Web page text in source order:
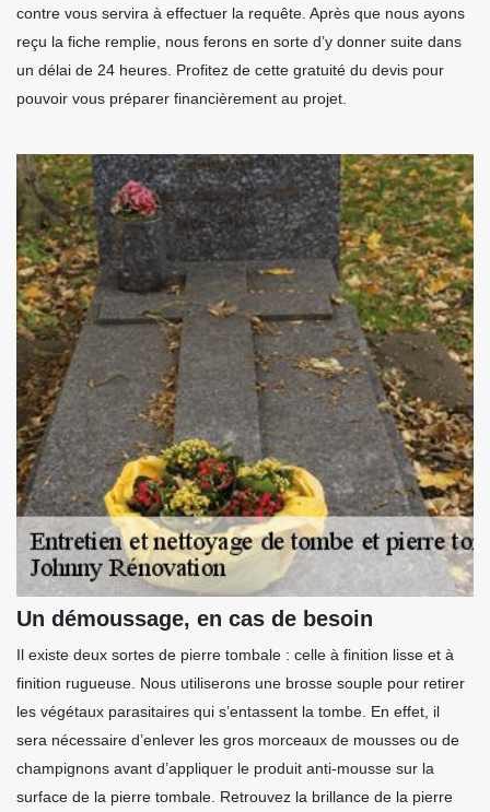
contre vous servira à effectuer la requête. Après que nous ayons
reçu la fiche remplie, nous ferons en sorte d’y donner suite dans
un délai de 24 heures. Profitez de cette gratuité du devis pour
pouvoir vous préparer financièrement au projet.
Un démoussage, en cas de besoin
Il existe deux sortes de pierre tombale : celle à finition lisse et à
finition rugueuse. Nous utiliserons une brosse souple pour retirer
les végétaux parasitaires qui s’entassent la tombe. En effet, il
sera nécessaire d’enlever les gros morceaux de mousses ou de
champignons avant d’appliquer le produit anti-mousse sur la
surface de la pierre tombale. Retrouvez la brillance de la pierre